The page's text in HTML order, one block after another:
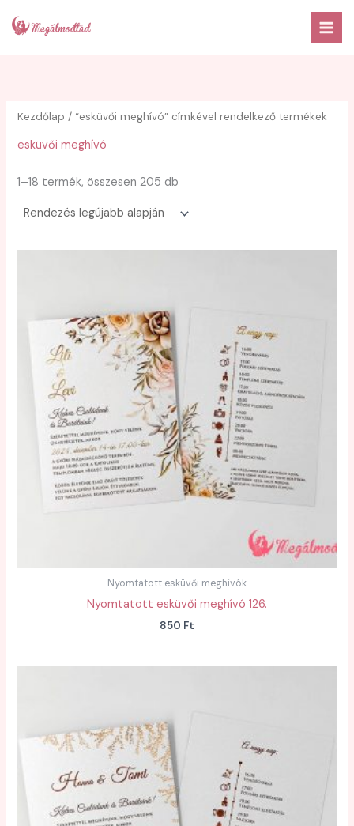
Kezdőlap / “esküvői meghívó” címkével rendelkező termékek
esküvői meghívó
1–18 termék, összesen 205 db
Nyomtatott esküvői meghívók
Nyomtatott esküvői meghívó 126.
850 Ft